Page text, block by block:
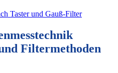
Filtermethoden